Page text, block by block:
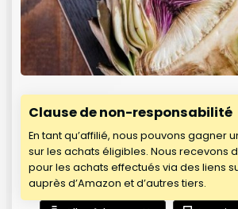
Clause de non-responsabilité
En tant qu’affilié, nous pouvons gagner
sur les achats éligibles. Nous recevons
pour les achats effectués via des liens
auprès d’Amazon et d’autres tiers.